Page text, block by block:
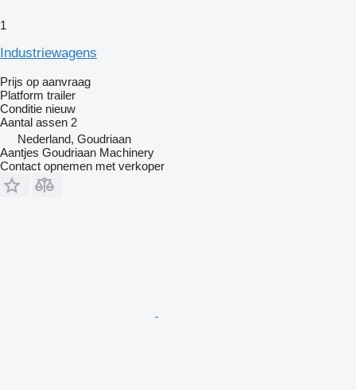
1
Industriewagens
Prijs op aanvraag
Platform trailer
Conditie nieuw
Aantal assen 2
Nederland, Goudriaan
Aantjes Goudriaan Machinery
Contact opnemen met verkoper